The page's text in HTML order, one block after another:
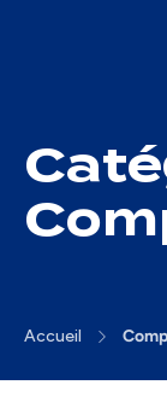
Accueil